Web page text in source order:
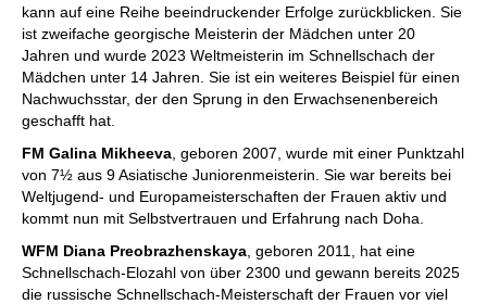
kann auf eine Reihe beeindruckender Erfolge zurückblicken. Sie
ist zweifache georgische Meisterin der Mädchen unter 20
Jahren und wurde 2023 Weltmeisterin im Schnellschach der
Mädchen unter 14 Jahren. Sie ist ein weiteres Beispiel für einen
Nachwuchsstar, der den Sprung in den Erwachsenenbereich
geschafft hat.
FM Galina Mikheeva , geboren 2007, wurde mit einer Punktzahl
von 7½ aus 9 Asiatische Juniorenmeisterin. Sie war bereits bei
Weltjugend- und Europameisterschaften der Frauen aktiv und
kommt nun mit Selbstvertrauen und Erfahrung nach Doha.
WFM Diana Preobrazhenskaya , geboren 2011, hat eine
Schnellschach-Elozahl von über 2300 und gewann bereits 2025
die russische Schnellschach-Meisterschaft der Frauen vor viel